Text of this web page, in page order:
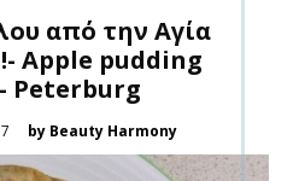
από την Αγία
Apple pudding
Peterburg
by Beauty Harmony